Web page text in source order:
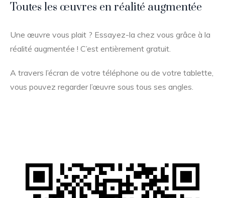
Toutes les œuvres en réalité augmentée
Une œuvre vous plait ? Essayez-la chez vous grâce à la
réalité augmentée ! C’est entièrement gratuit.
A travers l’écran de votre téléphone ou de votre tablette,
vous pouvez regarder l’œuvre sous tous ses angles.